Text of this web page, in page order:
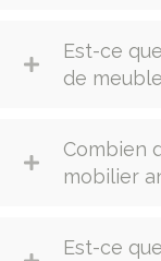
Est-ce
de
Combien
mobilier
Est-ce